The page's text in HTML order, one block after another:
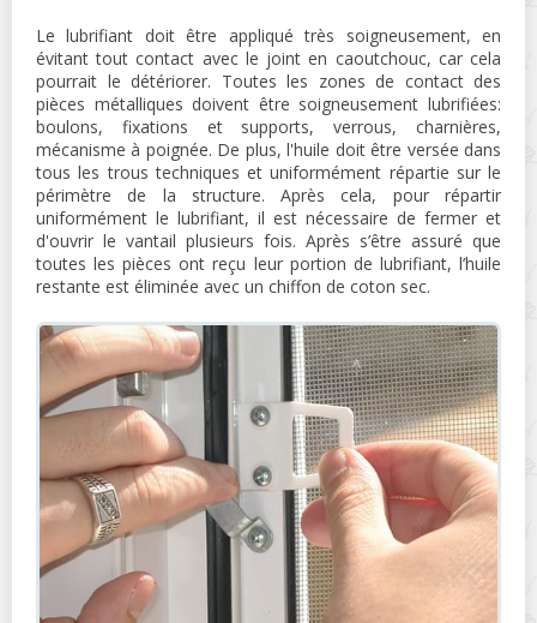
Le lubrifiant doit être appliqué très soigneusement, en
évitant tout contact avec le joint en caoutchouc, car cela
pourrait le détériorer. Toutes les zones de contact des
pièces métalliques doivent être soigneusement lubrifiées:
boulons, fixations et supports, verrous, charnières,
mécanisme à poignée. De plus, l'huile doit être versée dans
tous les trous techniques et uniformément répartie sur le
périmètre de la structure. Après cela, pour répartir
uniformément le lubrifiant, il est nécessaire de fermer et
d'ouvrir le vantail plusieurs fois. Après s’être assuré que
toutes les pièces ont reçu leur portion de lubrifiant, l’huile
restante est éliminée avec un chiffon de coton sec.